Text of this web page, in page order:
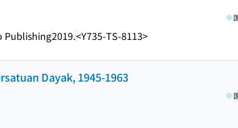
Publishing2019.<Y735-TS-8113>
Dayak, 1945-1963